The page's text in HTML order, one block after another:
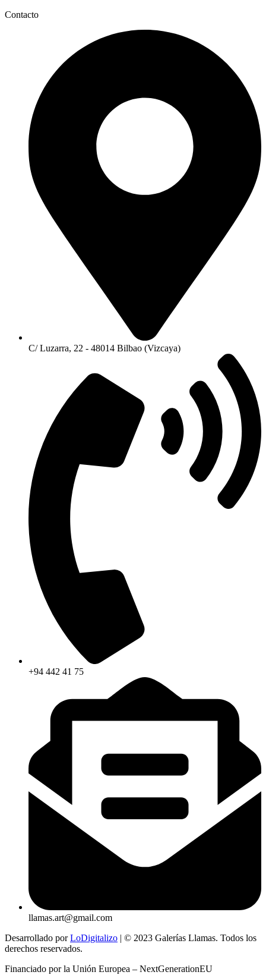
Contacto
C/ Luzarra, 22 - 48014 Bilbao (Vizcaya)
+94 442 41 75
llamas.art@gmail.com
Desarrollado porLoDigitalizo | © 2023 Galerías Llamas. Todos los
derechos reservados.
Financiado por la Unión Europea – NextGenerationEU